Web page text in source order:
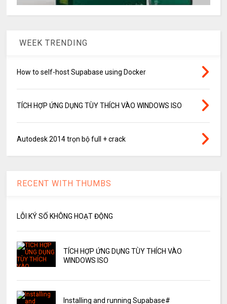
WEEK TRENDING
How to self-host Supabase using Docker
TÍCH HỢP ỨNG DỤNG TÙY THÍCH VÀO WINDOWS ISO
Autodesk 2014 trọn bộ full + crack
RECENT WITH THUMBS
LỖI KÝ SỐ KHÔNG HOẠT ĐỘNG
TÍCH HỢP ỨNG DỤNG TÙY THÍCH VÀO
WINDOWS ISO
Installing and running Supabase#